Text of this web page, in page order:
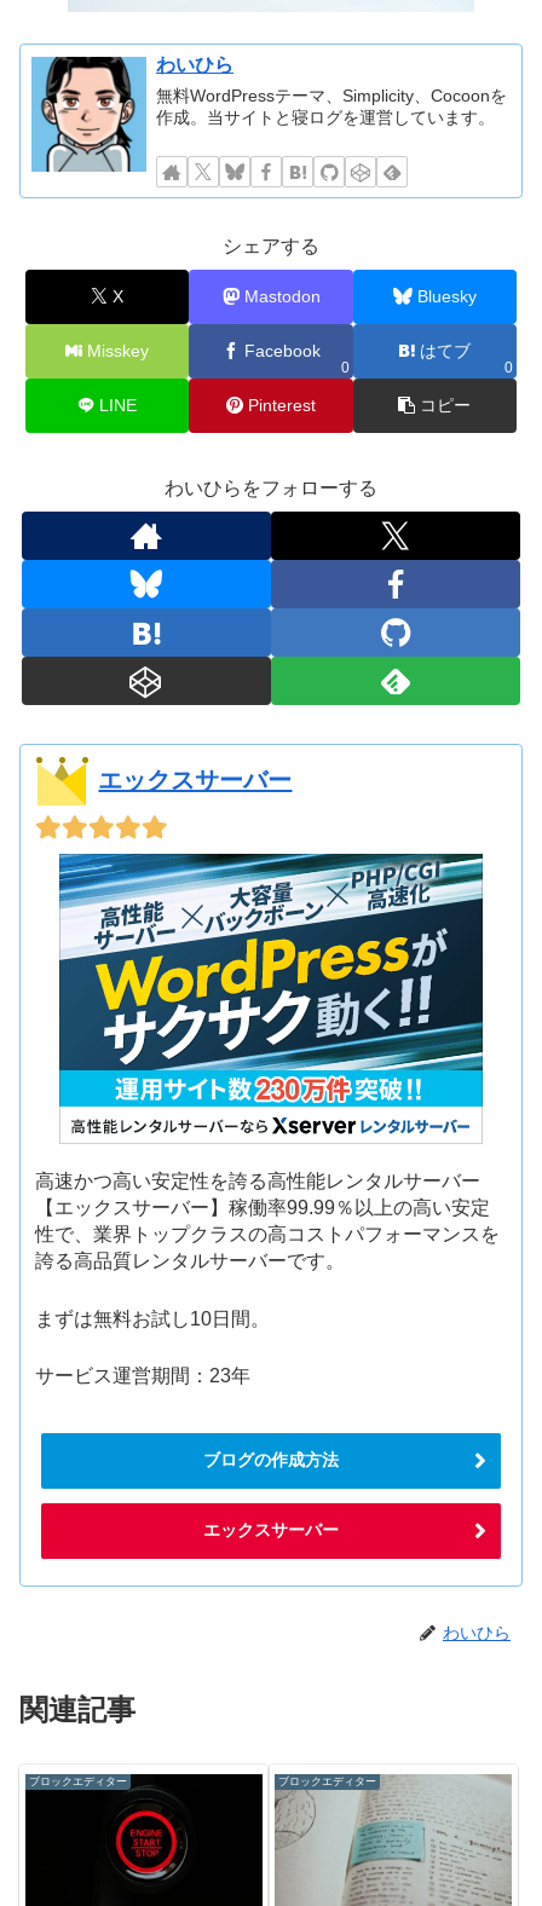
わいひら
無料WordPressテーマ、Simplicity、Cocoonを
作成。当サイトと寝ログを運営しています。
シェアする
X Mastodon Bluesky
Misskey Facebook
0
はてブ
0
LINE Pinterest コピー
わいひらをフォローする
エックスサーバー
高速かつ高い安定性を誇る高性能レンタルサーバー
【エックスサーバー】稼働率99.99％以上の高い安定
性で、業界トップクラスの高コストパフォーマンスを
誇る高品質レンタルサーバーです。
まずは無料お試し10日間。
サービス運営期間：23年
ブログの作成方法
エックスサーバー
わいひら
関連記事
ブロックエディター ブロックエディター